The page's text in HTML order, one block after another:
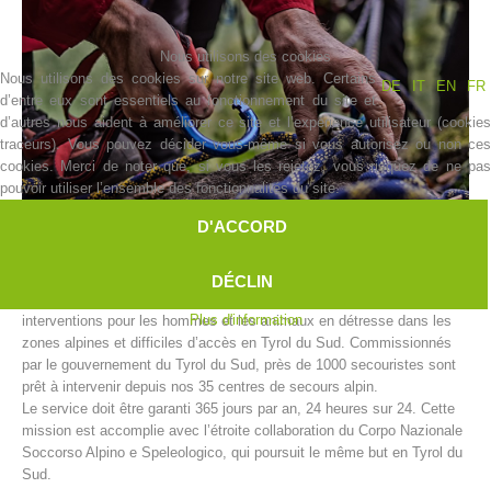
Histoire de l'association
interventions pour les hommes et les animaux en détresse dans les
zones alpines et difficiles d’accès en Tyrol du Sud. Commissionnés
par le gouvernement du Tyrol du Sud, près de 1000 secouristes sont
prêt à intervenir depuis nos 35 centres de secours alpin.
Le service doit être garanti 365 jours par an, 24 heures sur 24. Cette
mission est accomplie avec l’étroite collaboration du Corpo Nazionale
Soccorso Alpino e Speleologico, qui poursuit le même but en Tyrol du
Sud.
Nous utilisons des cookies
DE
IT EN FR
Nous utilisons des cookies sur notre site web. Certains
d’entre eux sont essentiels au fonctionnement du site et
d’autres nous aident à améliorer ce site et l’expérience utilisateur (cookies
traceurs). Vous pouvez décider vous-même si vous autorisez ou non ces
cookies. Merci de noter que, si vous les rejetez, vous risquez de ne pas
pouvoir utiliser l’ensemble des fonctionnalités du site.
D'ACCORD
DÉCLIN
Plus d'information